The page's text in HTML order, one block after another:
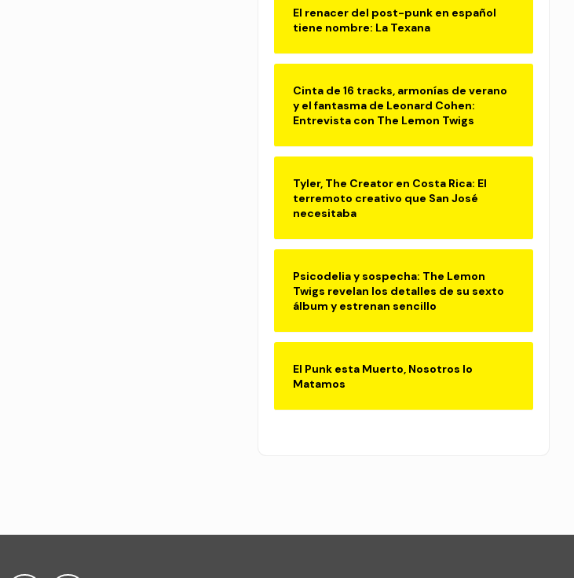
El renacer del post-punk en español
tiene nombre: La Texana
Cinta de 16 tracks, armonías de verano
y el fantasma de Leonard Cohen:
Entrevista con The Lemon Twigs
Tyler, The Creator en Costa Rica: El
terremoto creativo que San José
necesitaba
Psicodelia y sospecha: The Lemon
Twigs revelan los detalles de su sexto
álbum y estrenan sencillo
El Punk esta Muerto, Nosotros lo
Matamos